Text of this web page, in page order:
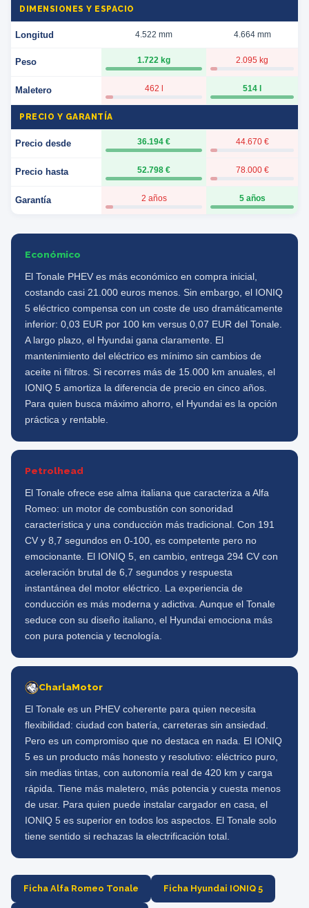
DIMENSIONES Y ESPACIO
Longitud 4.522 mm 4.664 mm
Peso 1.722 kg 2.095 kg
Maletero 462 l 514 l
PRECIO Y GARANTÍA
Precio desde 36.194 € 44.670 €
Precio hasta 52.798 € 78.000 €
Garantía 2 años 5 años
Económico
El Tonale PHEV es más económico en compra inicial,
costando casi 21.000 euros menos. Sin embargo, el IONIQ
5 eléctrico compensa con un coste de uso dramáticamente
inferior: 0,03 EUR por 100 km versus 0,07 EUR del Tonale.
A largo plazo, el Hyundai gana claramente. El
mantenimiento del eléctrico es mínimo sin cambios de
aceite ni filtros. Si recorres más de 15.000 km anuales, el
IONIQ 5 amortiza la diferencia de precio en cinco años.
Para quien busca máximo ahorro, el Hyundai es la opción
práctica y rentable.
Petrolhead
El Tonale ofrece ese alma italiana que caracteriza a Alfa
Romeo: un motor de combustión con sonoridad
característica y una conducción más tradicional. Con 191
CV y 8,7 segundos en 0-100, es competente pero no
emocionante. El IONIQ 5, en cambio, entrega 294 CV con
aceleración brutal de 6,7 segundos y respuesta
instantánea del motor eléctrico. La experiencia de
conducción es más moderna y adictiva. Aunque el Tonale
seduce con su diseño italiano, el Hyundai emociona más
con pura potencia y tecnología.
CharlaMotor
El Tonale es un PHEV coherente para quien necesita
flexibilidad: ciudad con batería, carreteras sin ansiedad.
Pero es un compromiso que no destaca en nada. El IONIQ
5 es un producto más honesto y resolutivo: eléctrico puro,
sin medias tintas, con autonomía real de 420 km y carga
rápida. Tiene más maletero, más potencia y cuesta menos
de usar. Para quien puede instalar cargador en casa, el
IONIQ 5 es superior en todos los aspectos. El Tonale solo
tiene sentido si rechazas la electrificación total.
Ficha Alfa Romeo Tonale Ficha Hyundai IONIQ 5